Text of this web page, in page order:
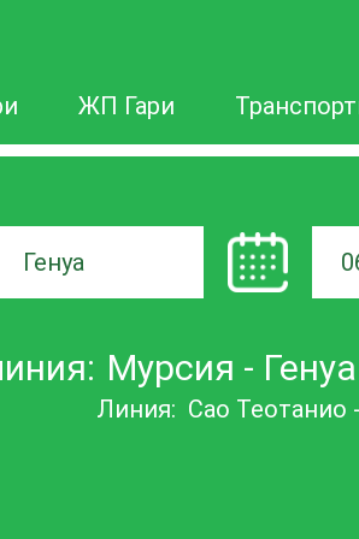
ЖП Гари
Мурсия -
Линия: Сао Теотанио